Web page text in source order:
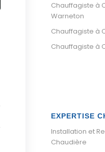
Chauffagiste à
Warneton
Chauffagiste à
Chauffagiste à
EXPERTISE
Installation et
Chaudière